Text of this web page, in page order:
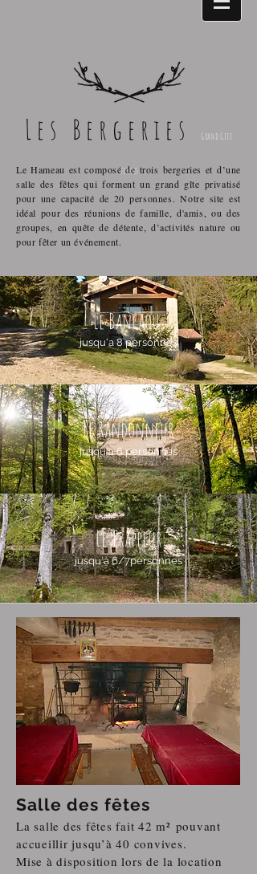
Les Bergeries Grand Gite
Vercors
Le Hameau est composé de trois bergeries et d’une
salle des fêtes qui forment un grand gîte privatisé
pour une capacité de 20 personnes. Notre site est
idéal pour des réunions de famille, d'amis, ou des
groupes, en quête de détente, d’activités nature ou
pour fêter un événement.
Le Bancaou
jusqu'a 8 personnes
Le Randonneur
jusqu'a 6 personnes
Le Trappeur
jusqu'à 6/7personnes
Salle des fêtes
La salle des fêtes fait 42 m² pouvant
accueillir jusqu’à 40 convives.
Mise à disposition lors de la location